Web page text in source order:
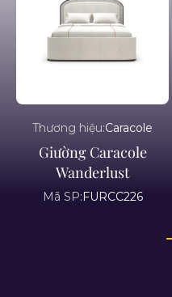
Thương hiệu:Caracole
Giường Caracole
Wanderlust
Mã SP:FURCC226